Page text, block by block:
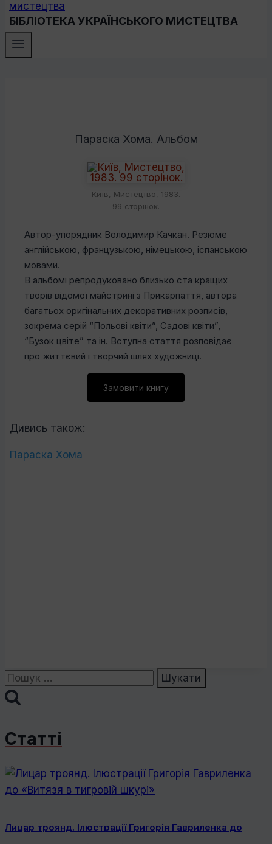
БІБЛІОТЕКА УКРАЇНСЬКОГО МИСТЕЦТВА
Параска Хома. Альбом
Київ, Мистецтво, 1983.
99 сторінок.
Автор-упорядник Володимир Качкан. Резюме
англійською, французькою, німецькою, іспанською
мовами.
В альбомі репродуковано близько ста кращих
творів відомої майстрині з Прикарпаття, автора
багатьох оригінальних декоративних розписів,
зокрема серій “Польові квіти”, Садові квіти”,
“Бузок цвіте” та ін. Вступна стаття розповідає
про життєвий і творчий шлях художниці.
Замовити книгу
Дивись також:
Параска Хома
Пошук:
Статті
Лицар троянд. Ілюстрації Григорія Гавриленка до